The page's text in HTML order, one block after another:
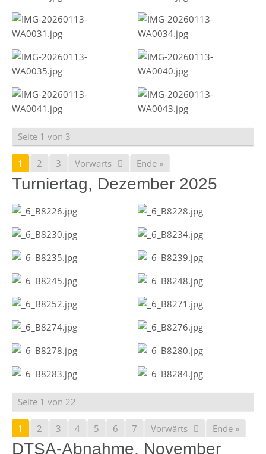
Seite 1 von 3
1 2 3 Vorwärts Ende »
Turniertag, Dezember 2025
Seite 1 von 22
1 2 3 4 5 6 7 Vorwärts Ende »
DTSA-Abnahme, November